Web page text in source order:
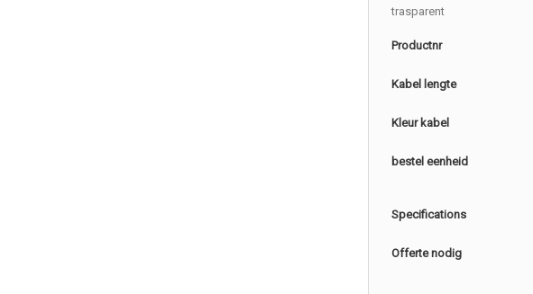
trasparent
Productnr
Kabel lengte
Kleur kabel
bestel eenheid
Specifications
Offerte nodig